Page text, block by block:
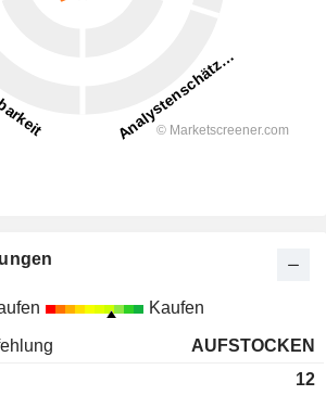
Kaufen
AUFSTOCKEN
12